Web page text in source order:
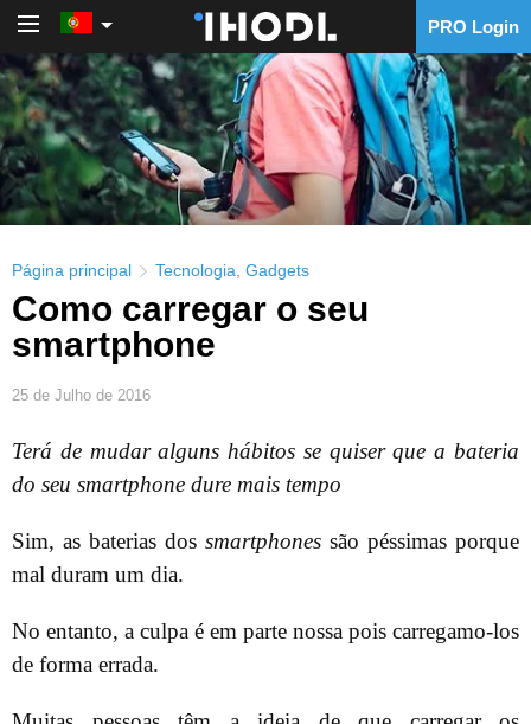
PRO Login
Página principal Tecnologia Gadgets
Como carregar o seu
smartphone
25 de Julho de 2016
Terá de mudar alguns hábitos se quiser que a bateria
do seu smartphone dure mais tempo
Sim, as baterias dos smartphones são péssimas porque
mal duram um dia.
No entanto, a culpa é em parte nossa pois carregamo-los
de forma errada.